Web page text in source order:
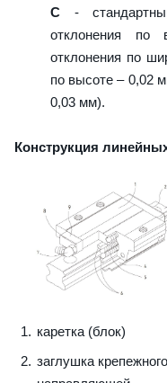
C -
отклонения
отклонения по
по высоте – 0,02
0,03 мм).
Конструкция
каретка (блок)
заглушка